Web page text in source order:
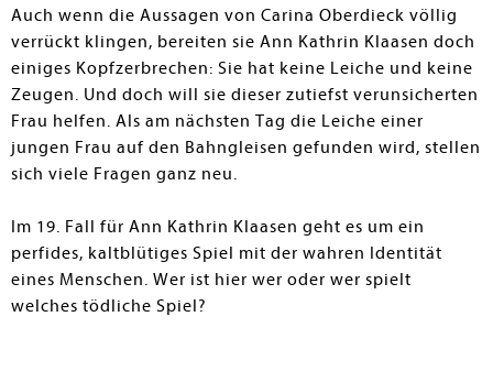
Auch wenn die Aussagen von Carina Oberdieck völlig
verrückt klingen, bereiten sie Ann Kathrin Klaasen doch
einiges Kopfzerbrechen: Sie hat keine Leiche und keine
Zeugen. Und doch will sie dieser zutiefst verunsicherten
Frau helfen. Als am nächsten Tag die Leiche einer
jungen Frau auf den Bahngleisen gefunden wird, stellen
sich viele Fragen ganz neu.
Im 19. Fall für Ann Kathrin Klaasen geht es um ein
perfides, kaltblütiges Spiel mit der wahren Identität
eines Menschen. Wer ist hier wer oder wer spielt
welches tödliche Spiel?